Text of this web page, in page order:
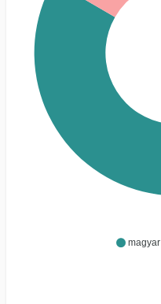
magyar